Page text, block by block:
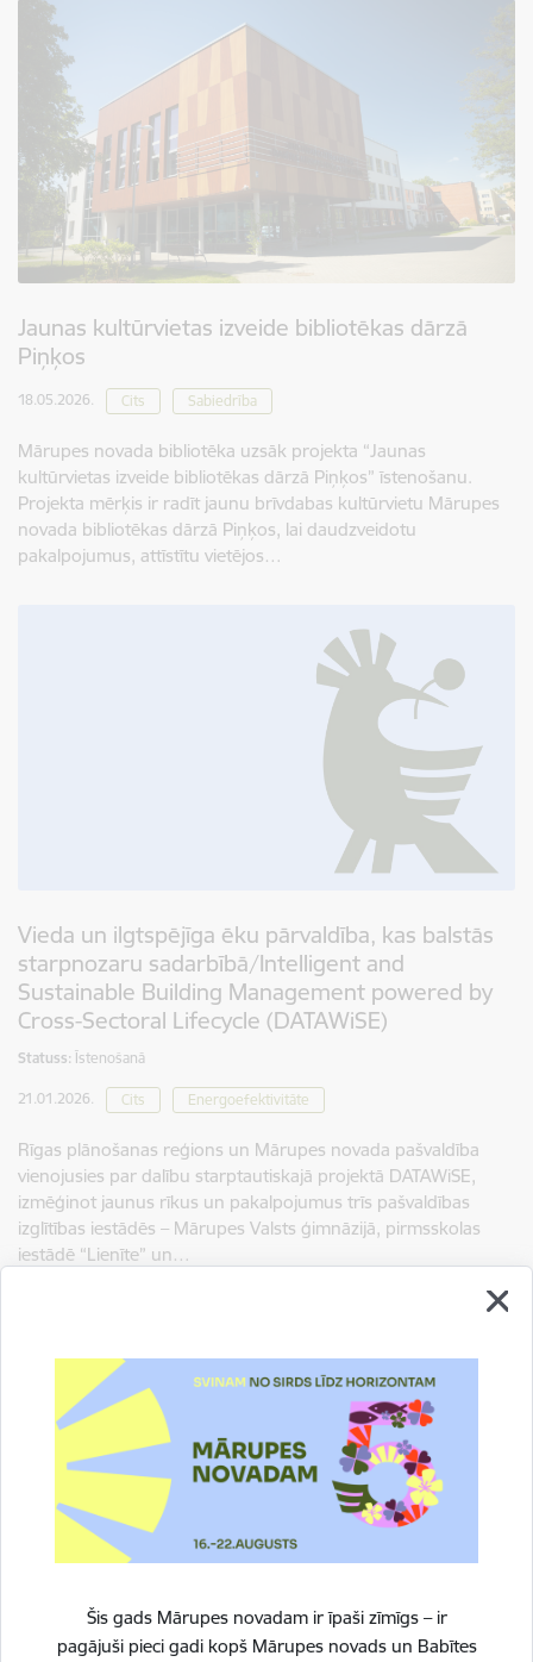
Šis gads Mārupes novadam ir īpaši zīmīgs – ir
pagājuši pieci gadi kopš Mārupes novads un Babītes
Jaunas kultūrvietas izveide bibliotēkas dārzā
Piņķos
18.05.2026. Cits Sabiedrība
Mārupes novada bibliotēka uzsāk projekta “Jaunas
kultūrvietas izveide bibliotēkas dārzā Piņķos” īstenošanu.
Projekta mērķis ir radīt jaunu brīvdabas kultūrvietu Mārupes
novada bibliotēkas dārzā Piņķos, lai daudzveidotu
pakalpojumus, attīstītu vietējos…
Vieda un ilgtspējīga ēku pārvaldība, kas balstās
starpnozaru sadarbībā/Intelligent and
Sustainable Building Management powered by
Cross-Sectoral Lifecycle (DATAWiSE)
Statuss: Īstenošanā
21.01.2026. Cits Energoefektivitāte
Rīgas plānošanas reģions un Mārupes novada pašvaldība
vienojusies par dalību starptautiskajā projektā DATAWiSE,
izmēģinot jaunus rīkus un pakalpojumus trīs pašvaldības
izglītības iestādēs – Mārupes Valsts ģimnāzijā, pirmsskolas
iestādē “Lienīte” un…
POWERYOUTH